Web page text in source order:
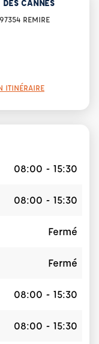
DES CANNES
REMIRE
ITINÉRAIRE
08:00 - 15:30
08:00 - 15:30
Fermé
Fermé
08:00 - 15:30
08:00 - 15:30